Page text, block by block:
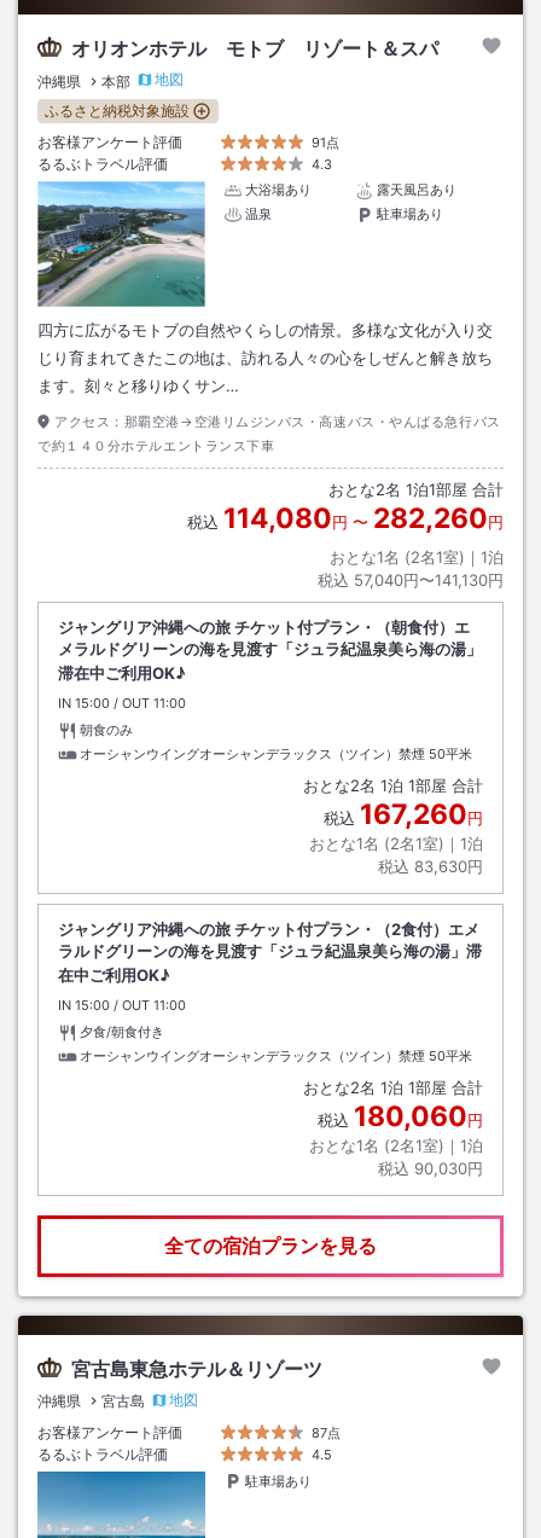
オリオンホテル モトブ リゾート＆スパ
沖縄県 本部
地図
ふるさと納税対象施設
お客様アンケート評価
91点
るるぶトラベル評価
4.3
大浴場あり
露天風呂あり
温泉
駐車場あり
四方に広がるモトブの自然やくらしの情景。多様な文化が入り交
じり育まれてきたこの地は、訪れる人々の心をしぜんと解き放ち
ます。刻々と移りゆくサン…
アクセス： 那覇空港→空港リムジンバス・高速バス・やんばる急行バス
で約１４０分ホテルエントランス下車
おとな2名 1泊1部屋 合計
税込 114,080円 〜 282,260円
おとな1名 (2名1室)｜ 1泊
税込 57,040円〜141,130円
ジャングリア沖縄への旅 チケット付プラン・（朝食付）エ
メラルドグリーンの海を見渡す「ジュラ紀温泉美ら海の湯」
滞在中ご利用OK♪
IN チェックイン
15:00 / OUT チェックアウト
11:00
朝食のみ
オーシャンウイングオーシャンデラックス（ツイン）禁煙 50平米
おとな2名 1泊 1部屋 合計
税込 167,260円
おとな1名 (2名1室)｜ 1泊
税込 83,630円
ジャングリア沖縄への旅 チケット付プラン・（2食付）エメ
ラルドグリーンの海を見渡す「ジュラ紀温泉美ら海の湯」滞
在中ご利用OK♪
IN チェックイン
15:00 / OUT チェックアウト
11:00
夕食/朝食付き
オーシャンウイングオーシャンデラックス（ツイン）禁煙 50平米
おとな2名 1泊 1部屋 合計
税込 180,060円
おとな1名 (2名1室)｜ 1泊
税込 90,030円
全ての宿泊プランを見る
宮古島東急ホテル＆リゾーツ
沖縄県 宮古島
地図
お客様アンケート評価
87点
るるぶトラベル評価
4.5
駐車場あり